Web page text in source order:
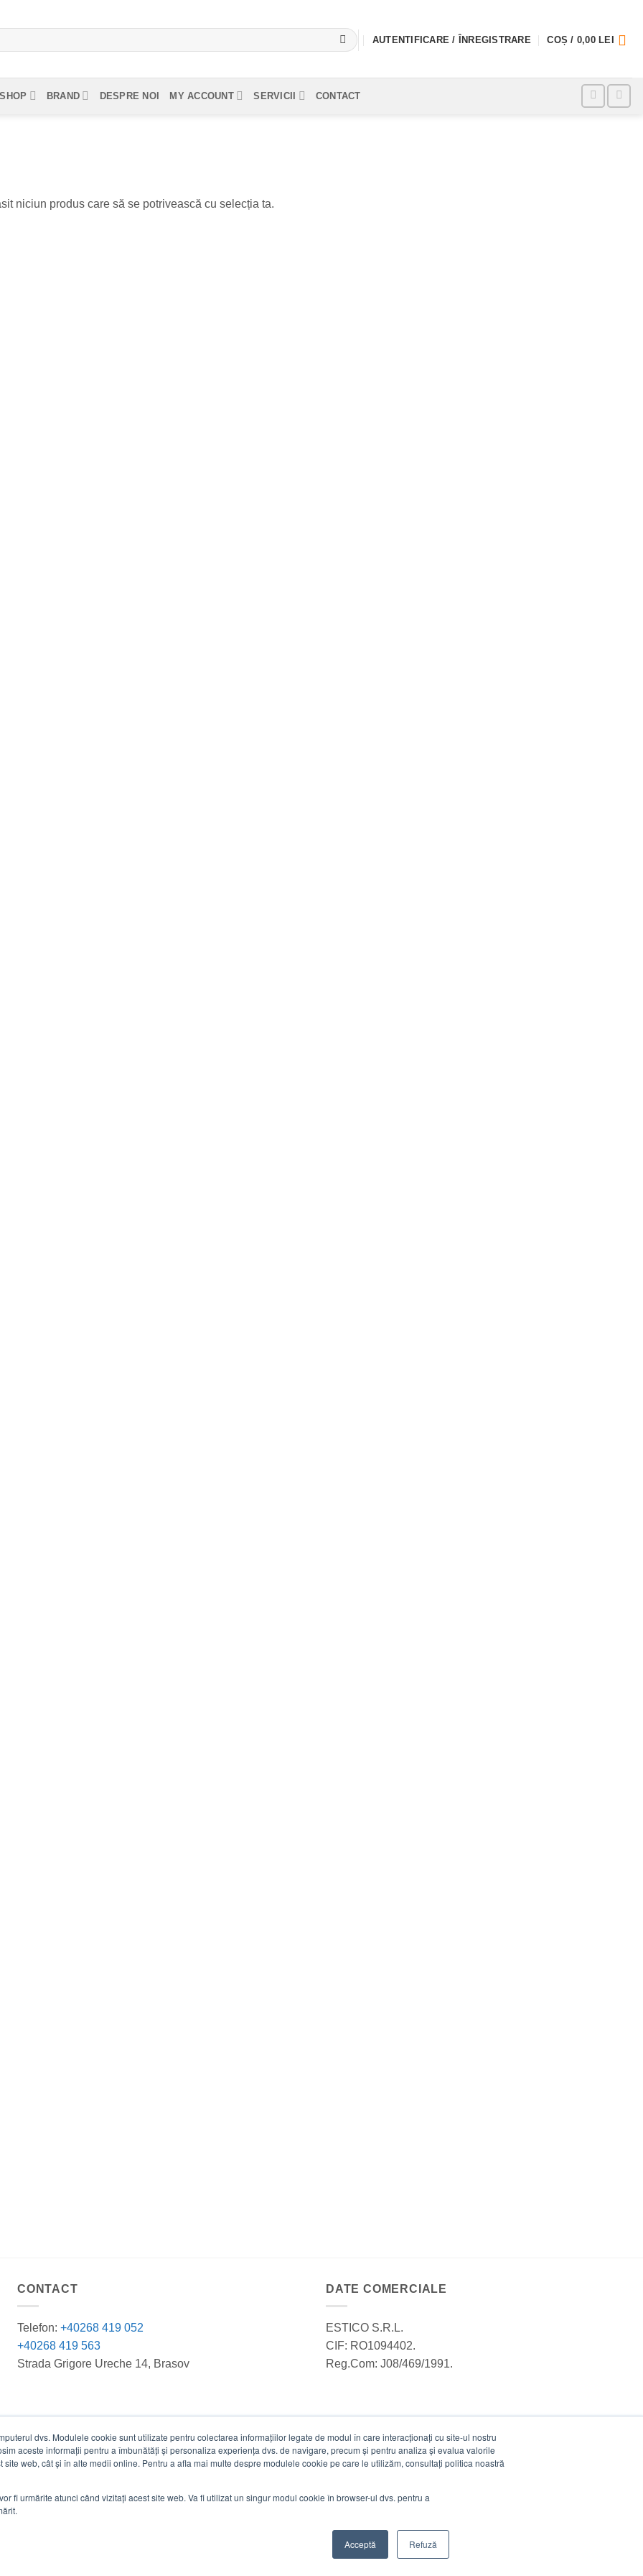
dvs. Modulele cookie sunt utilizate pentru colectarea informațiilor legate de modul în care interacționați cu site-ul nostru
aceste informații pentru a îmbunătăți și personaliza experiența dvs. de navigare, precum și pentru analiza și evalua valorile
web, cât și în alte medii online. Pentru a afla mai multe despre modulele cookie pe care le utilizăm, consultați politica noastră
fi urmărite atunci când vizitați acest site web. Va fi utilizat un singur modul cookie în browser-ul dvs. pentru a
Acceptă Refuză
AUTENTIFICARE / ÎNREGISTRARE COȘ / 0,00LEI
SHOP BRAND DESPRE NOI MY ACCOUNT SERVICII CONTACT
niciun produs care să se potrivească cu selecția ta.
CONTACT
Telefon: +40268 419 052
+40268 419 563
Strada Grigore Ureche 14, Brasov
DATE COMERCIALE
ESTICO S.R.L.
CIF: RO1094402.
Reg.Com: J08/469/1991.